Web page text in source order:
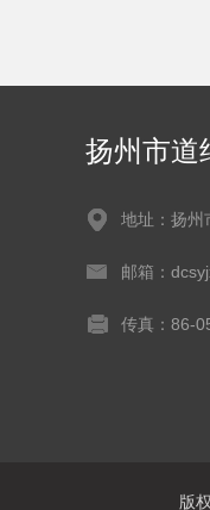
扬州市道
地址：扬州
邮箱：
传真：86-
版